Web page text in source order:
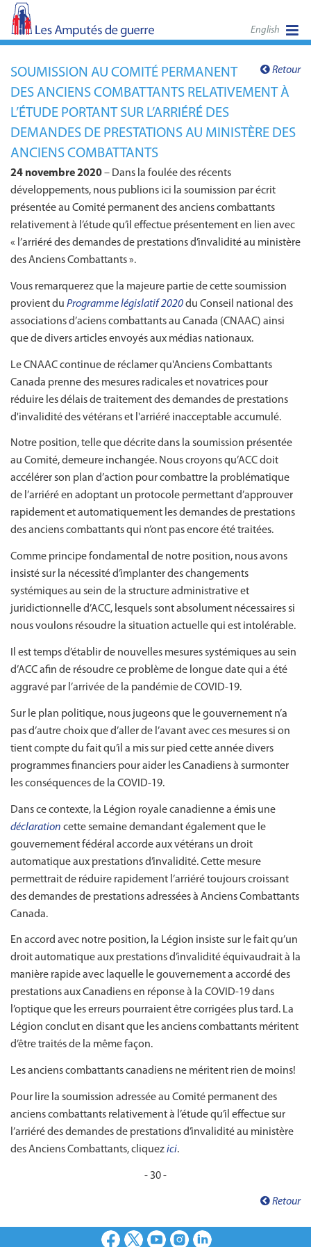
English
Retour
SOUMISSION AU COMITÉ PERMANENT
DES ANCIENS COMBATTANTS RELATIVEMENT À
L’ÉTUDE PORTANT SUR L’ARRIÉRÉ DES
DEMANDES DE PRESTATIONS AU MINISTÈRE DES
ANCIENS COMBATTANTS
24 novembre 2020– Dans la foulée des récents
développements, nous publions ici la soumission par écrit
présentée au Comité permanent des anciens combattants
relativement à l’étude qu’il effectue présentement en lien avec
« l’arriéré des demandes de prestations d’invalidité au ministère
des Anciens Combattants ».
Vous remarquerez que la majeure partie de cette soumission
provient du Programme législatif 2020du Conseil national des
associations d’aciens combattants au Canada (CNAAC) ainsi
que de divers articles envoyés aux médias nationaux.
Le CNAAC continue de réclamer qu'Anciens Combattants
Canada prenne des mesures radicales et novatrices pour
réduire les délais de traitement des demandes de prestations
d'invalidité des vétérans et l'arriéré inacceptable accumulé.
Notre position, telle que décrite dans la soumission présentée
au Comité, demeure inchangée. Nous croyons qu’ACC doit
accélérer son plan d’action pour combattre la problématique
de l’arriéré en adoptant un protocole permettant d’approuver
rapidement et automatiquement les demandes de prestations
des anciens combattants qui n’ont pas encore été traitées.
Comme principe fondamental de notre position, nous avons
insisté sur la nécessité d’implanter des changements
systémiques au sein de la structure administrative et
juridictionnelle d’ACC, lesquels sont absolument nécessaires si
nous voulons résoudre la situation actuelle qui est intolérable.
Il est temps d’établir de nouvelles mesures systémiques au sein
d’ACC afin de résoudre ce problème de longue date qui a été
aggravé par l’arrivée de la pandémie de COVID-19.
Sur le plan politique, nous jugeons que le gouvernement n’a
pas d’autre choix que d’aller de l’avant avec ces mesures si on
tient compte du fait qu’il a mis sur pied cette année divers
programmes financiers pour aider les Canadiens à surmonter
les conséquences de la COVID-19.
Dans ce contexte, la Légion royale canadienne a émis une
déclaration cette semaine demandant également que le
gouvernement fédéral accorde aux vétérans un droit
automatique aux prestations d’invalidité. Cette mesure
permettrait de réduire rapidement l’arriéré toujours croissant
des demandes de prestations adressées à Anciens Combattants
Canada.
En accord avec notre position, la Légion insiste sur le fait qu’un
droit automatique aux prestations d’invalidité équivaudrait à la
manière rapide avec laquelle le gouvernement a accordé des
prestations aux Canadiens en réponse à la COVID-19 dans
l’optique que les erreurs pourraient être corrigées plus tard. La
Légion conclut en disant que les anciens combattants méritent
d’être traités de la même façon.
Les anciens combattants canadiens ne méritent rien de moins!
Pour lire la soumission adressée au Comité permanent des
anciens combattants relativement à l’étude qu’il effectue sur
l’arriéré des demandes de prestations d’invalidité au ministère
des Anciens Combattants, cliquezici.
- 30 -
Retour